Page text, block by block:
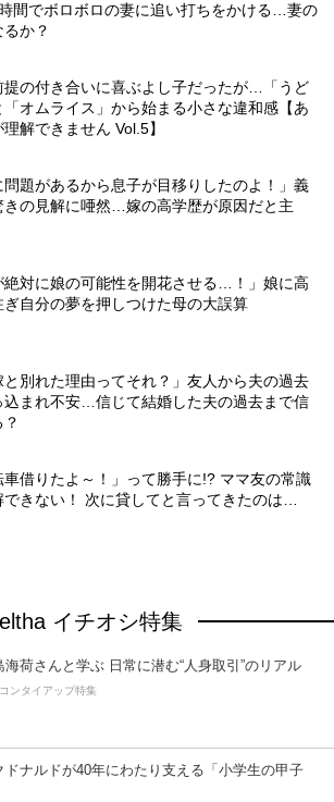
間でボロボロの妻に追い打ちをかける…妻の
か？
提の付き合いに喜ぶよし子だったが…「うど
「オムライス」から始まる小さな違和感【あ
解できません Vol.5】
問題があるから息子が目移りしたのよ！」義
きの見解に唖然…嫁の高学歴が原因だと主
絶対に娘の可能性を開花させる…！」娘に高
ぎ自分の夢を押しつけた母の大誤算
と別れた理由ってそれ？」友人から夫の過去
込まれ不安…信じて結婚した夫の過去まで信
車借りたよ～！」って勝手に!? ママ友の常識
できない！ 次に貸してと言ってきたのは…
eltha イチオシ特集
海荷さんと学ぶ 日常に潜む“人身取引”のリアル
ンタイアップ特集
ドナルドが40年にわたり支える「小学生の甲子